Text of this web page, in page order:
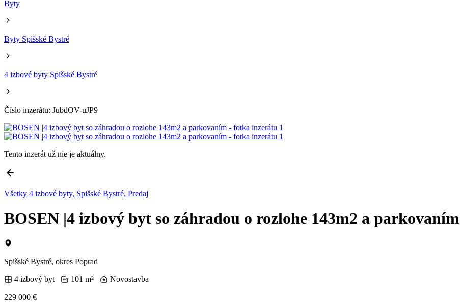
Byty
Byty Spišské Bystré
4 izbové byty Spišské Bystré
Číslo inzerátu: JubdOV-uJP9
Tento inzerát už nie je aktuálny.
Všetky 4 izbové byty, Spišské Bystré, Predaj
BOSEN |4 izbový byt so záhradou o rozlohe 143m2 a parkovaním
Spišské Bystré, okres Poprad
4 izbový byt
101 m² Novostavba
229 000 €